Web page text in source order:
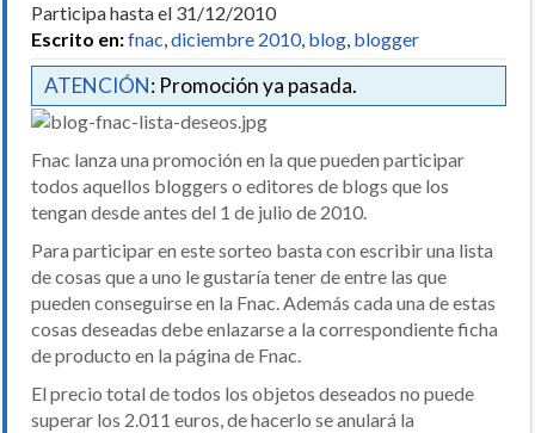
Participa hasta el 31/12/2010
Escrito en:fnac,diciembre 2010, blog, blogger
ATENCIÓN: Promoción ya pasada.
Fnac lanza una promoción en la que pueden participar
todos aquellos bloggers o editores de blogs que los
tengan desde antes del 1 de julio de 2010.
Para participar en este sorteo basta con escribir una lista
de cosas que a uno le gustaría tener de entre las que
pueden conseguirse en la Fnac. Además cada una de estas
cosas deseadas debe enlazarse a la correspondiente ficha
de producto en la página de Fnac.
El precio total de todos los objetos deseados no puede
superar los 2.011 euros, de hacerlo se anulará la